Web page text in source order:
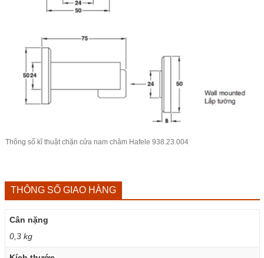
Thông số kĩ thuật chặn cửa nam châm Hafele 938.23.004
THÔNG SỐ GIAO HÀNG
Cân nặng
0,3 kg